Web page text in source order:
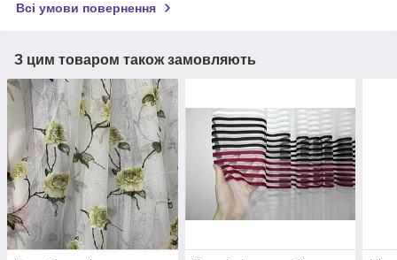
Всі умови повернення
З цим товаром також замовляють